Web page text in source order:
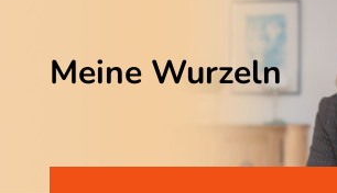
Meine Wurzeln